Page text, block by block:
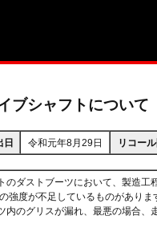
ブシャフトについて
日 令和元年8月29日 リコー
のダストブーツにおいて、製造工
強度が不足しているものがあり
内のグリスが漏れ、最悪の場合、